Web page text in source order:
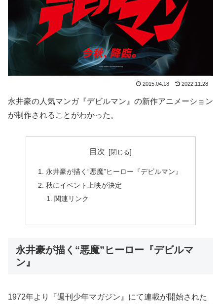
2015.04.18 2022.11.28
永井豪の人気マンガ『デビルマン』の新作アニメーション
が制作されることがわかった。
目次
永井豪が描く“悪魔”ヒーロー『デビルマン』
秋にイベント上映が決定
関連リンク
永井豪が描く“悪魔”ヒーロー『デビルマ
ン』
1972年より『週刊少年マガジン』にて連載が開始された